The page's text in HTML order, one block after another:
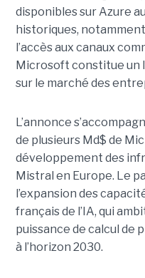
disponibles sur Azure
historiques,
l’accès aux canaux
Microsoft constitue un
sur le marché des
L’annonce
de plusieurs Md$ de
développement des
Mistral en Europe. Le
l’expansion des
français de l’IA, qui
puissance de calcul de
à l’horizon 2030.